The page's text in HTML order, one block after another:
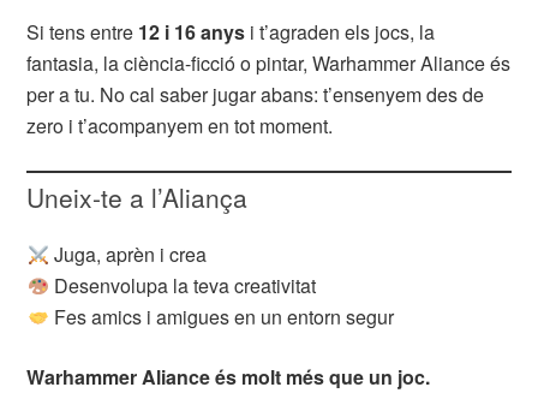
Si tens entre 12 i 16 anys i t’agraden els jocs, la
fantasia, la ciència-ficció o pintar, Warhammer Aliance és
per a tu. No cal saber jugar abans: t’ensenyem des de
zero i t’acompanyem en tot moment.
Uneix-te a l’Aliança
Juga, aprèn i crea
Desenvolupa la teva creativitat
Fes amics i amigues en un entorn segur
Warhammer Aliance és molt més que un joc.